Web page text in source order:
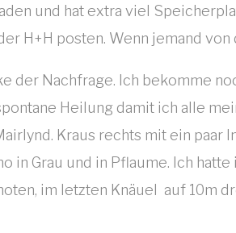
und hat extra viel
H+H posten. Wenn jemand
der Nachfrage. Ich bekomme
Heilung damit ich alle
Kraus rechts mit ein paar
in Grau und in Pflaume. Ich
im letzten Knäuel auf 10m